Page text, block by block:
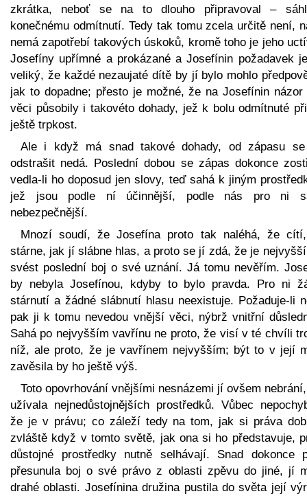
zkrátka, neboť se na to dlouho připravoval –
konečnému odmítnutí. Tedy tak tomu zcela určitě není,
nemá zapotřebí takových úskoků, kromě toho je jeho
Josefíny upřímné a prokázané a Josefínin požadavek
veliký, že každé nezaujaté dítě by jí bylo mohlo
jak to dopadne; přesto je možné, že na Josefínin
věci působily i takovéto dohady, jež k bolu odmítnuté
ještě trpkost.
Ale i když má snad takové dohady, od zápasu
odstrašit nedá. Poslední dobou se zápas dokonce
vedla-li ho doposud jen slovy, teď sahá k jiným
jež jsou podle ní účinnější, podle nás pro ni
nebezpečnější.
Mnozí soudí, že Josefína proto tak naléhá, že
stárne, jak jí slábne hlas, a proto se jí zdá, že je
svést poslední boj o své uznání. Já tomu nevěřím.
by nebyla Josefínou, kdyby to bylo pravda. Pro ni
stárnutí a žádné slábnutí hlasu neexistuje. Požaduje-li
pak ji k tomu nevedou vnější věci, nýbrž vnitřní
Sahá po nejvyšším vavřínu ne proto, že visí v té chvíli
níž, ale proto, že je vavřínem nejvyšším; být to v její
zavěsila by ho ještě výš.
Toto opovrhování vnějšími nesnázemi jí ovšem
užívala nejnedůstojnějších prostředků. Vůbec
že je v právu; co záleží tedy na tom, jak si práva
zvláště když v tomto světě, jak ona si ho představuje,
důstojné prostředky nutně selhávají. Snad dokonce
přesunula boj o své právo z oblasti zpěvu do jiné, jí
drahé oblasti. Josefínina družina pustila do světa její